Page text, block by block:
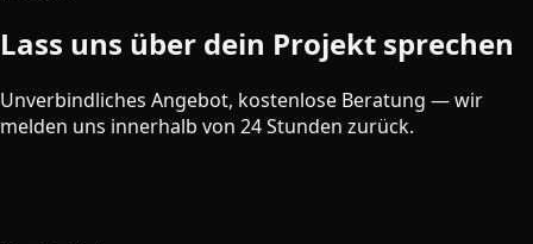
Lass uns über dein Projekt sprechen
Unverbindliches Angebot, kostenlose Beratung — wir
melden uns innerhalb von 24 Stunden zurück.